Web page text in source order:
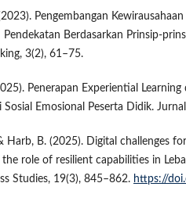
Pengembangan
Pendekatan Berdasarkan Prinsip-
3(2), 61–75.
Penerapan Experiential Learning
Sosial Emosional Peserta Didik.
Harb, B. (2025). Digital challenges
role of resilient capabilities in
Studies, 19(3), 845–862. https://